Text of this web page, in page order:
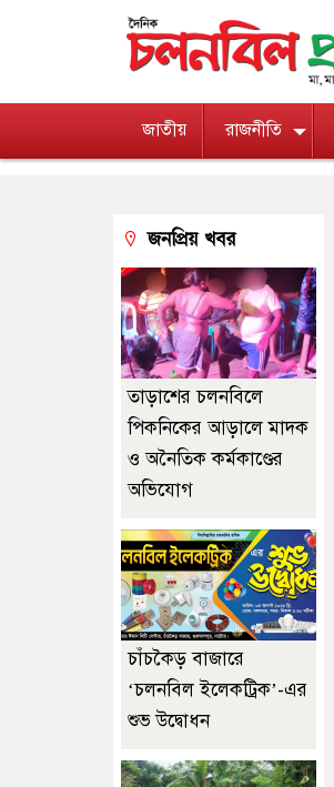
জাতীয় রাজনীতি
জনপ্রিয় খবর
তাড়াশের চলনবিলে
পিকনিকের আড়ালে মাদক
ও অনৈতিক কর্মকাণ্ডের
অভিযোগ
চাঁচকৈড় বাজারে
‘চলনবিল ইলেকট্রিক’-এর
শুভ উদ্বোধন